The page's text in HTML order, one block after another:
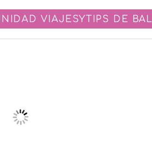
VIAJESYTIPS DE BALI